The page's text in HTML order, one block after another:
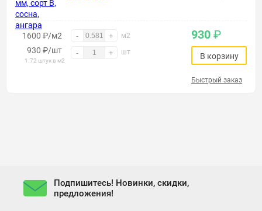
1600 ₽/м2 - + м2
930 ₽/шт
1.72 штук в м2
- + шт
930 ₽
В корзину
Быстрый заказ
Подпишитесь! Новинки, скидки,
предложения!